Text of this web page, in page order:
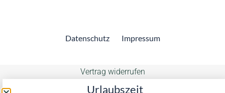
Datenschutz Impressum
Vertrag widerrufen
Urlaubszeit